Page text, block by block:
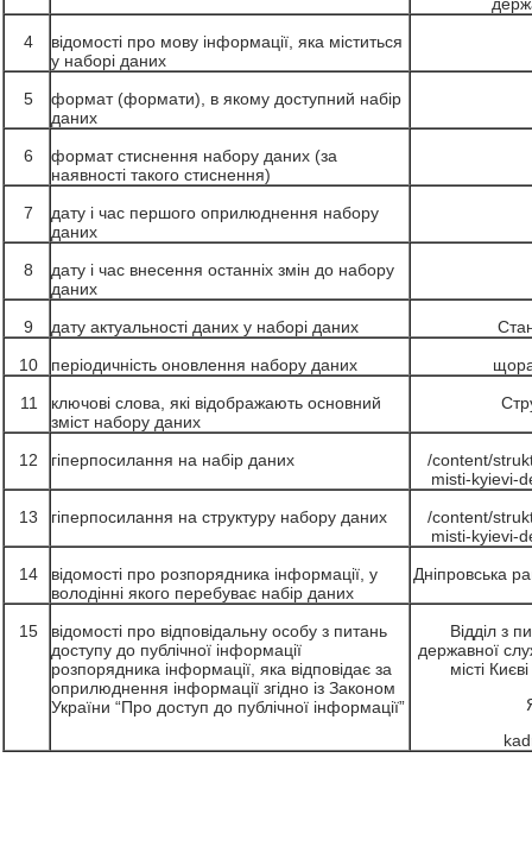
4
відомості про мову інформації, яка міститься
у наборі даних
5
формат (формати), в якому доступний набір
даних
6
формат стиснення набору даних (за
наявності такого стиснення)
7
дату і час першого оприлюднення набору
даних
8
дату і час внесення останніх змін до набору
даних
9
дату актуальності даних у наборі даних
10
періодичність оновлення набору даних
11
ключові слова, які відображають основний
зміст набору даних
12 гіперпосилання на набір даних
/content/
misti-kyievi-
13
гіперпосилання на структуру набору даних
/content/
misti-kyievi-
14
відомості про розпорядника інформації, у
володінні якого перебуває набір даних
Дніпровська
15
відомості про відповідальну особу з питань
доступу до публічної інформації
розпорядника інформації, яка відповідає за
оприлюднення інформації згідно із Законом
України “Про доступ до публічної інформації”
Відділ з
державної
місті